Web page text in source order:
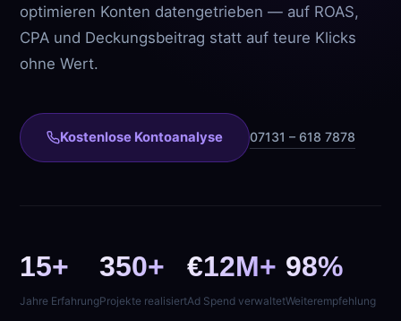
optimieren Konten datengetrieben — auf ROAS,
CPA und Deckungsbeitrag statt auf teure Klicks
ohne Wert.
Kostenlose Kontoanalyse 07131 – 618 7878
15+
Jahre Erfahrung
350+
Projekte realisiert
€12M+
Ad Spend verwaltet
98%
Weiterempfehlung